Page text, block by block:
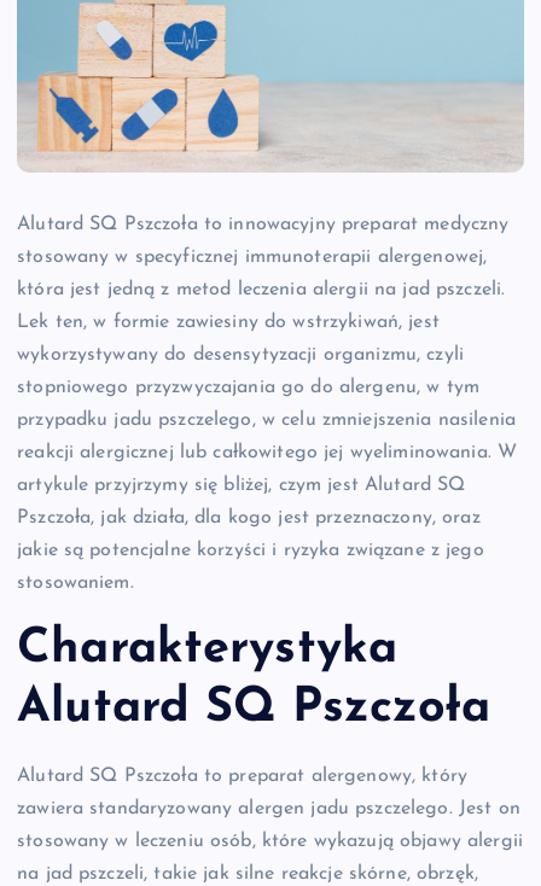
Alutard SQ Pszczoła to innowacyjny preparat medyczny
stosowany w specyficznej immunoterapii alergenowej,
która jest jedną z metod leczenia alergii na jad pszczeli.
Lek ten, w formie zawiesiny do wstrzykiwań, jest
wykorzystywany do desensytyzacji organizmu, czyli
stopniowego przyzwyczajania go do alergenu, w tym
przypadku jadu pszczelego, w celu zmniejszenia nasilenia
reakcji alergicznej lub całkowitego jej wyeliminowania. W
artykule przyjrzymy się bliżej, czym jest Alutard SQ
Pszczoła, jak działa, dla kogo jest przeznaczony, oraz
jakie są potencjalne korzyści i ryzyka związane z jego
stosowaniem.
Charakterystyka
Alutard SQ Pszczoła
Alutard SQ Pszczoła to preparat alergenowy, który
zawiera standaryzowany alergen jadu pszczelego. Jest on
stosowany w leczeniu osób, które wykazują objawy alergii
na jad pszczeli, takie jak silne reakcje skórne, obrzęk,